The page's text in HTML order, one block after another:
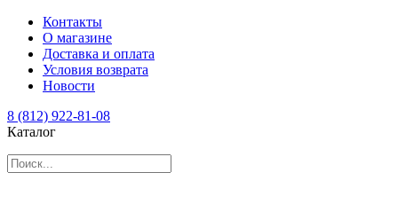
Контакты
О магазине
Доставка и оплата
Условия возврата
Новости
8 (812) 922-81-08
Каталог